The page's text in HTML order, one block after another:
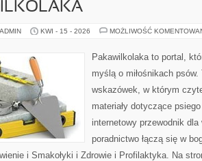
KWI - 15 - 2026 MOŻLIWOŚĆ
Pakawilkolaka to portal,
myślą o miłośnikach
wskazówek, w którym
materiały dotyczące
internetowy przewodnik
poradnictwo łączą się w
i Smakołyki i Zdrowie i Profilaktyka. Na